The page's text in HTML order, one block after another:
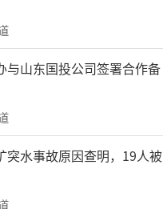
与山东国投公司签署合作备
突水事故原因查明，19人被